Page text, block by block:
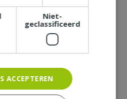
Biokovo P11"
uw mening! Schrijf een
artikel
"Geranium cant.
kans op een Nationale
van € 25,- !
Niet-
geclassificeerd
ACCEPTEREN